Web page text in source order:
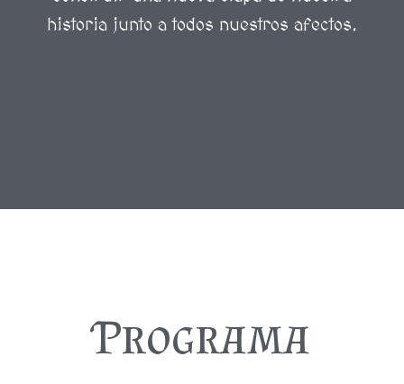
historia junto a todos nuestros afectos.
Programa